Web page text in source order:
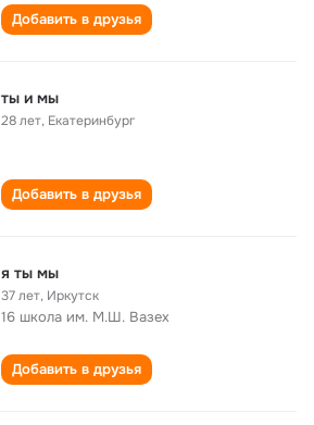
Добавить в друзья
ты и мы
28 лет, Екатеринбург
Добавить в друзья
я ты мы
37 лет, Иркутск
16 школа им. М.Ш. Вазех
Добавить в друзья